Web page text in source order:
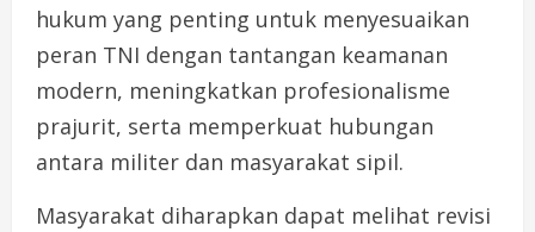
hukum yang penting untuk menyesuaikan
peran TNI dengan tantangan keamanan
modern, meningkatkan profesionalisme
prajurit, serta memperkuat hubungan
antara militer dan masyarakat sipil.
Masyarakat diharapkan dapat melihat revisi